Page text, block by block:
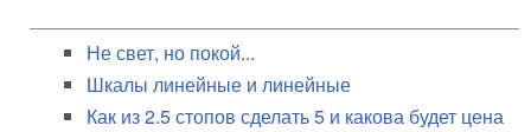
Не свет, но покой...
Шкалы линейные и линейные
Как из 2.5 стопов сделать 5 и какова будет цена